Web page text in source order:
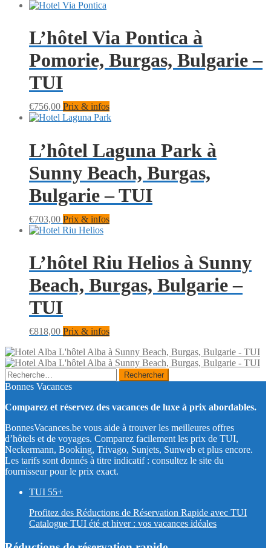
L’hôtel Via Pontica à
Pomorie, Burgas, Bulgarie –
TUI
€756,00 Prix & infos
L’hôtel Laguna Park à
Sunny Beach, Burgas,
Bulgarie – TUI
€703,00 Prix & infos
L’hôtel Riu Helios à Sunny
Beach, Burgas, Bulgarie –
TUI
€818,00 Prix & infos
L'hôtel Alba à Sunny Beach, Burgas, Bulgarie - TUI
L'hôtel Alba à Sunny Beach, Burgas, Bulgarie - TUI
Rechercher :
Bonnes Vacances
Comparez et réservez des vacances de luxe à prix abordables.
BonnesVacances.be vous aide à trouver les meilleures offres
d’hôtels et de voyages. Comparez facilement les prix de TUI,
Neckermann, Booking, Trivago, Sunjets, Sunweb et plus encore.
Les tarifs sont donnés à titre indicatif : consultez le site du
fournisseur pour le prix exact.
TUI 55+
Profitez des Réductions de Réservation Rapide avec TUI
Catalogue TUI été et hiver : vos vacances idéales